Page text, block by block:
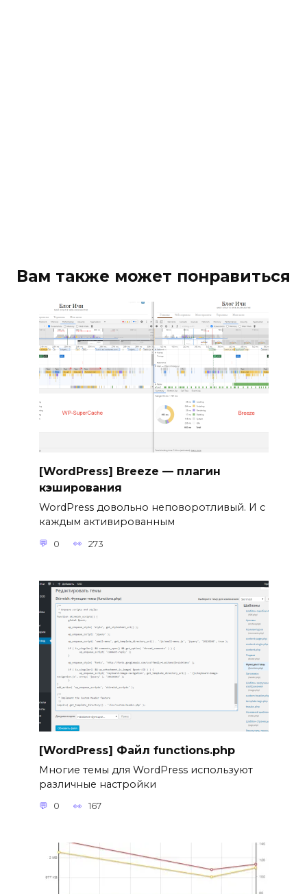
Вам также может понравиться
[WordPress] Breeze — плагин
кэширования
WordPress довольно неповоротливый. И с
каждым активированным
0 273
[WordPress] Файл functions.php
Многие темы для WordPress используют
различные настройки
0 167